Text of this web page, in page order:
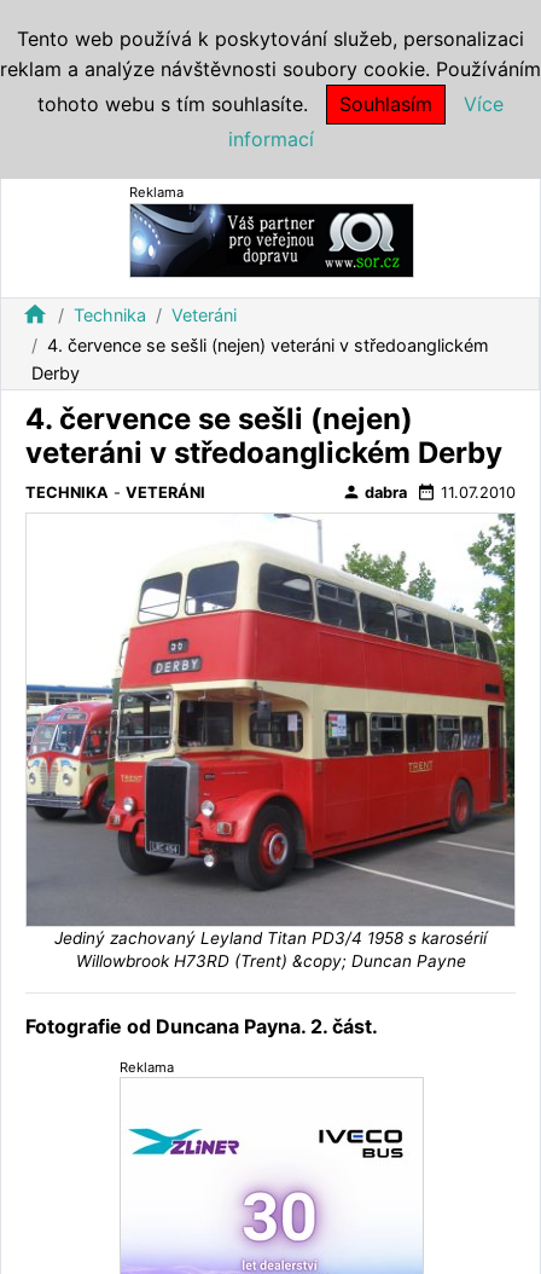
Reklama
home Technika
Veteráni
4. července se sešli (nejen) veteráni v středoanglickém
Derby
4. července se sešli (nejen)
veteráni v středoanglickém Derby
TECHNIKA - VETERÁNI person dabra date_range 11.07.2010
Jediný zachovaný Leyland Titan PD3/4 1958 s karosérií
Willowbrook H73RD (Trent) &copy; Duncan Payne
Fotografie od Duncana Payna. 2. část.
Reklama
Tento web používá k poskytování služeb, personalizaci
reklam a analýze návštěvnosti soubory cookie. Používáním
tohoto webu s tím souhlasíte.
Souhlasím
Více
informací